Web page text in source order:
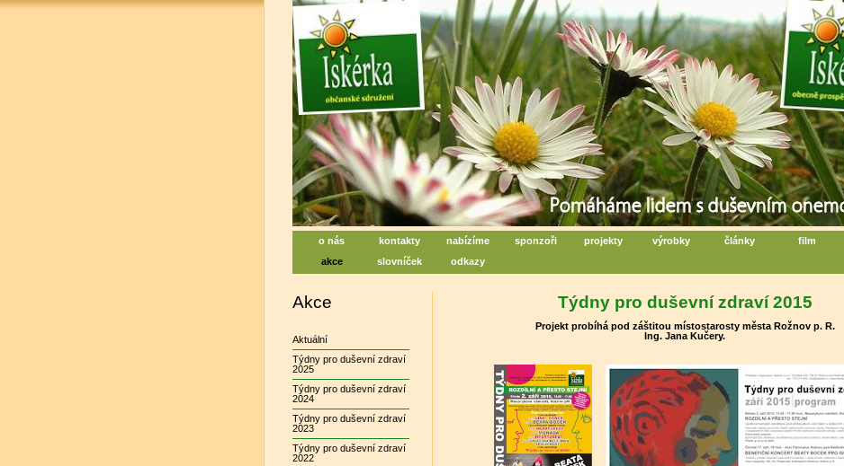
Iskérka, sociální centrum denních aktivit
Centrum na podporu duševního zdraví - Rožnov pod Radhoštěm
o nás kontakty nabízíme sponzoři projekty výrobky články film
akce
slovníček odkazy
Akce
Aktuální
Týdny pro duševní zdraví
2025
Týdny pro duševní zdraví
2024
Týdny pro duševní zdraví
2023
Týdny pro duševní zdraví
2022
Týdny pro duševní zdraví 2015
Projekt probíhá pod záštitou místostarosty města Rožnov p. R.
Ing. Jana Kučery.